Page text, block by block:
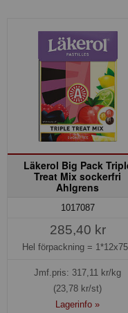
Läkerol Big Pack
Treat Mix sockerfri
Ahlgrens
1017087
285,40 kr
Hel förpackning =
Jmf.pris: 317,11 kr/kg
(23,78 kr/st)
Lagerinfo »